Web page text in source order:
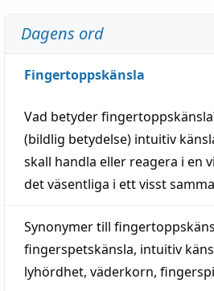
Dagens ord
Fingertoppskänsla
Vad betyderfingertoppskänsla
(bildlig betydelse) intuitiv
skall handla eller reagera i en
det väsentliga i ett visst
Synonymer till
fingerspetskänsla, intuitiv
lyhördhet, väderkorn,